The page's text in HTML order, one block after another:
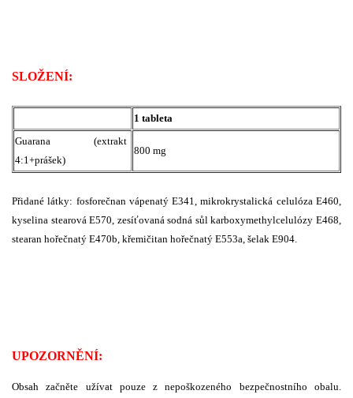
SLOŽENÍ:
1 tableta
Guarana (extrakt
4:1+prášek)
800 mg
Přidané látky: fosforečnan vápenatý E341, mikrokrystalická celulóza E460,
kyselina stearová E570, zesíťovaná sodná sůl karboxymethylcelulózy E468,
stearan hořečnatý E470b, křemičitan hořečnatý E553a, šelak E904.
UPOZORNĚNÍ:
Obsah začněte užívat pouze z nepoškozeného bezpečnostního obalu.